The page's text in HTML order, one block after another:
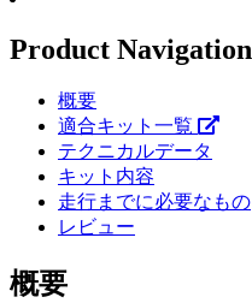
Product Navigation
概要
適合キット一覧
テクニカルデータ
キット内容
走行までに必要なもの
レビュー
概要